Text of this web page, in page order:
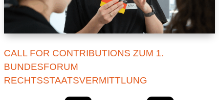
CALL FOR CONTRIBUTIONS ZUM 1.
BUNDESFORUM
RECHTSSTAATSVERMITTLUNG